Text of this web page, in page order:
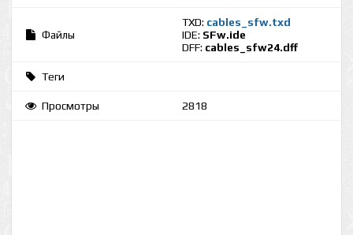
Файлы
TXD: cables_sfw.txd
IDE: SFw.ide
DFF: cables_sfw24.dff
Теги
Просмотры 2818